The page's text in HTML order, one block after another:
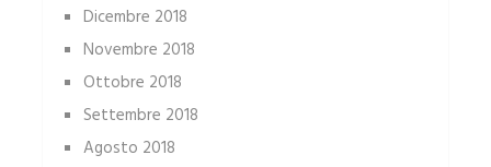
Dicembre 2018
Novembre 2018
Ottobre 2018
Settembre 2018
Agosto 2018